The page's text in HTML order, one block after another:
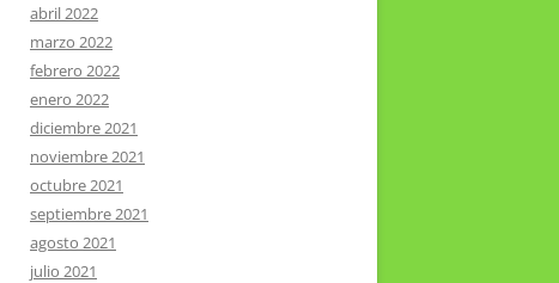
abril 2022
marzo 2022
febrero 2022
enero 2022
diciembre 2021
noviembre 2021
octubre 2021
septiembre 2021
agosto 2021
julio 2021